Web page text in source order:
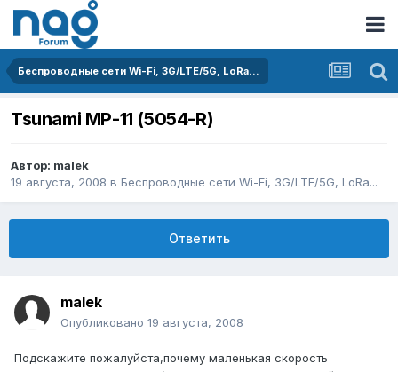
Беспроводные сети Wi-Fi, 3G/LTE/5G, LoRa...
Tsunami MP-11 (5054-R)
Автор: malek
19 августа, 2008 в Беспроводные сети Wi-Fi, 3G/LTE/5G, LoRa...
Ответить
malek
Опубликовано 19 августа, 2008
Подскажите пожалуйста,почему маленькая скорость